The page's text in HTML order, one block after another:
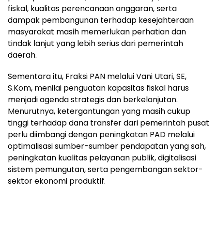
fiskal, kualitas perencanaan anggaran, serta
dampak pembangunan terhadap kesejahteraan
masyarakat masih memerlukan perhatian dan
tindak lanjut yang lebih serius dari pemerintah
daerah.
Sementara itu, Fraksi PAN melalui Vani Utari, SE,
S.Kom, menilai penguatan kapasitas fiskal harus
menjadi agenda strategis dan berkelanjutan.
Menurutnya, ketergantungan yang masih cukup
tinggi terhadap dana transfer dari pemerintah pusat
perlu diimbangi dengan peningkatan PAD melalui
optimalisasi sumber-sumber pendapatan yang sah,
peningkatan kualitas pelayanan publik, digitalisasi
sistem pemungutan, serta pengembangan sektor-
sektor ekonomi produktif.